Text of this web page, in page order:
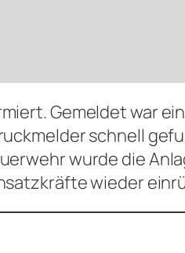
Gemeldet war
schnell
wurde die
wieder